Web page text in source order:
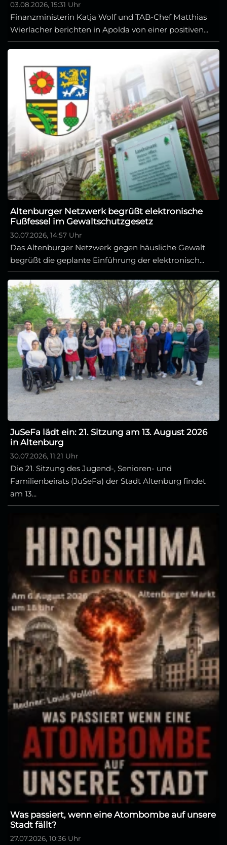
03.08.2026, 15:31 Uhr
Finanzministerin Katja Wolf und TAB-Chef Matthias
Wierlacher berichten in Apolda von einer positiven...
Altenburger Netzwerk begrüßt elektronische
Fußfessel im Gewaltschutzgesetz
30.07.2026, 14:57 Uhr
Das Altenburger Netzwerk gegen häusliche Gewalt
begrüßt die geplante Einführung der elektronisch...
JuSeFa lädt ein: 21. Sitzung am 13. August 2026
in Altenburg
30.07.2026, 11:21 Uhr
Die 21. Sitzung des Jugend-, Senioren- und
Familienbeirats (JuSeFa) der Stadt Altenburg findet
am 13...
Was passiert, wenn eine Atombombe auf unsere
Stadt fällt?
27.07.2026, 10:36 Uhr